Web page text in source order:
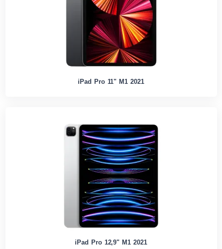
iPad Pro 11" M1 2021
iPad Pro 12,9" M1 2021